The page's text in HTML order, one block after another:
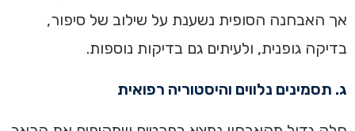
אך האבחנה הסופית נשענת על שילוב של סיפור,
בדיקה גופנית, ולעיתים גם בדיקות נוספות.
ג. תסמינים נלווים והיסטוריה רפואית